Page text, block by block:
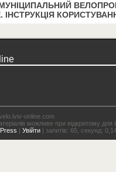
ІНСТРУКЦІЯ
online.com
можливе при відкритому для
| Увійти | запитів: 65, секунд: